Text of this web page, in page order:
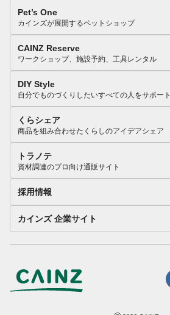
Pet’s One
カインズが展開するペットショップ
CAINZ Reserve
ワークショップ、施設予約、工具レンタル
DIY Style
自分でものづくりしたいすべての人をサポート
くらシェア
商品を組み合わせたくらしのアイデアシェア
トラノテ
資材調達のプロ向け通販サイト
採用情報
カインズ 企業サイト